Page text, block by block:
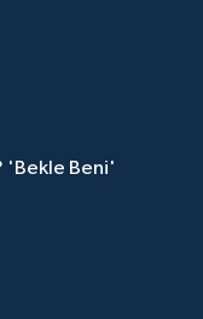
'Bekle Beni'